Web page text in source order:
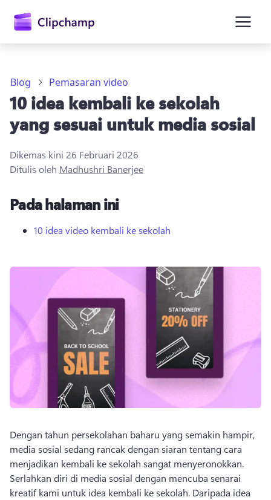
utama
Cuba secara percuma
Blog Pemasaran video
10 idea kembali ke sekolah
yang sesuai untuk media sosial
Dikemas kini 26 Februari 2026
Ditulis oleh Madhushri Banerjee
Pada halaman ini
10 idea video kembali ke sekolah
Dengan tahun persekolahan baharu yang semakin hampir,
media sosial sedang rancak dengan siaran tentang cara
Serlahkan diri di media sosial dengan mencuba senarai
kreatif kami untuk idea kembali ke sekolah. Daripada idea